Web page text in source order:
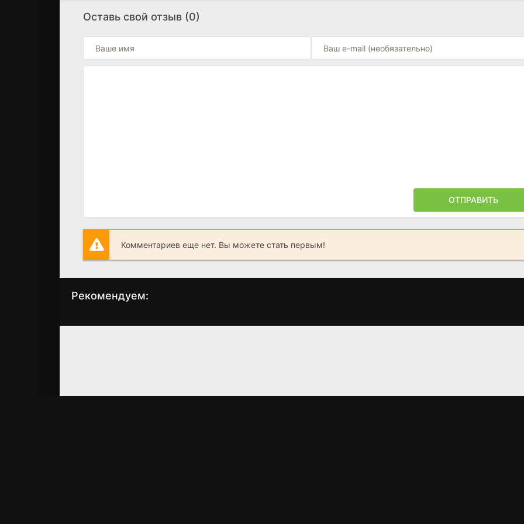
Оставь свой отзыв (0)
ОТПРАВИТЬ
Комментариев еще нет. Вы можете стать первым!
Рекомендуем:
Да здравствует
Я захватываю
Непохищенная
Потерянное время Сестры